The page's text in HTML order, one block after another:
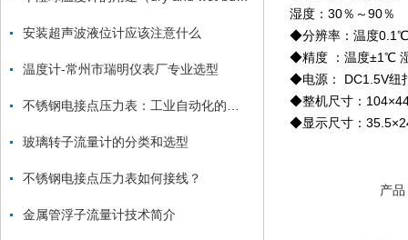
安装超声波液位计应该注意什么
温度计-常州市瑞明仪表厂专业选型
玻璃转子流量计的分类和选型
不锈钢电接点压力表如何接线？
金属管浮子流量计技术简介
湿度：30％～90％
◆分辨率：温度
◆精度 ：温度±1℃
◆电源： DC1.5V纽
◆整机尺寸：
◆显示尺寸：
产品